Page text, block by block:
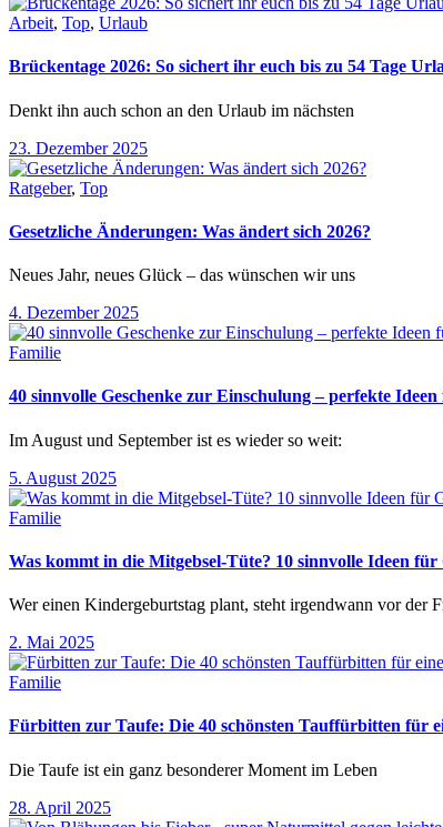
Arbeit, Top, Urlaub
Brückentage 2026: So sichert ihr euch bis zu 54 Tage
Denkt ihn auch schon an den Urlaub im nächsten
23. Dezember 2025
Ratgeber, Top
Gesetzliche Änderungen: Was ändert sich 2026?
Neues Jahr, neues Glück – das wünschen wir uns
4. Dezember 2025
Familie
40 sinnvolle Geschenke zur Einschulung – perfekte
Im August und September ist es wieder so weit:
5. August 2025
Familie
Was kommt in die Mitgebsel-Tüte? 10 sinnvolle Ideen
Wer einen Kindergeburtstag plant, steht irgendwann vor der
2. Mai 2025
Familie
Fürbitten zur Taufe: Die 40 schönsten Tauffürbitten für
Die Taufe ist ein ganz besonderer Moment im Leben
28. April 2025